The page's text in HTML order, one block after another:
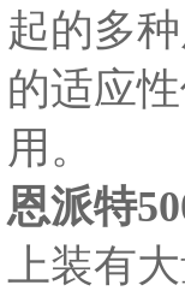
起的多
的适应
用。
恩派特
上装有